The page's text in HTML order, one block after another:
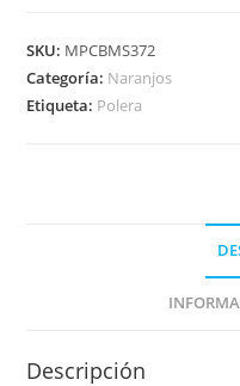
SKU: MPCBMS372
Categoría: Naranjos
Etiqueta: Polera
Descripción